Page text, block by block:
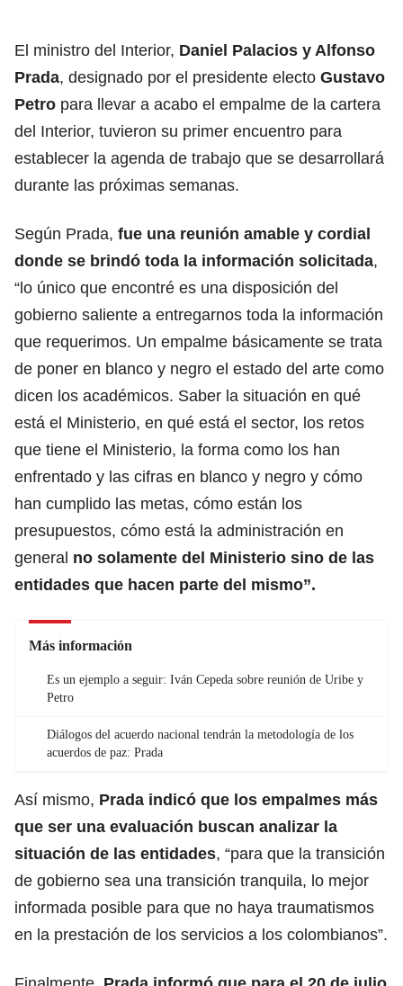
El ministro del Interior, Daniel Palacios y Alfonso
Prada, designado por el presidente electo Gustavo
Petro para llevar a acabo el empalme de la cartera
del Interior, tuvieron su primer encuentro para
establecer la agenda de trabajo que se desarrollará
durante las próximas semanas.
Según Prada, fue una reunión amable y cordial
donde se brindó toda la información solicitada,
“lo único que encontré es una disposición del
gobierno saliente a entregarnos toda la información
que requerimos. Un empalme básicamente se trata
de poner en blanco y negro el estado del arte como
dicen los académicos. Saber la situación en qué
está el Ministerio, en qué está el sector, los retos
que tiene el Ministerio, la forma como los han
enfrentado y las cifras en blanco y negro y cómo
han cumplido las metas, cómo están los
presupuestos, cómo está la administración en
general no solamente del Ministerio sino de las
entidades que hacen parte del mismo”.
Más información
Es un ejemplo a seguir: Iván Cepeda sobre reunión de Uribe y
Petro
Diálogos del acuerdo nacional tendrán la metodología de los
acuerdos de paz: Prada
Así mismo, Prada indicó que los empalmes más
que ser una evaluación buscan analizar la
situación de las entidades, “para que la transición
de gobierno sea una transición tranquila, lo mejor
informada posible para que no haya traumatismos
en la prestación de los servicios a los colombianos”.